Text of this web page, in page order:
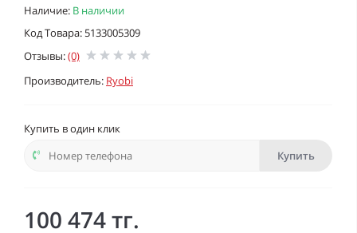
Наличие: В наличии
Код Товара: 5133005309
Отзывы:(0)
Производитель: Ryobi
Купить в один клик
Купить
100 474 тг.